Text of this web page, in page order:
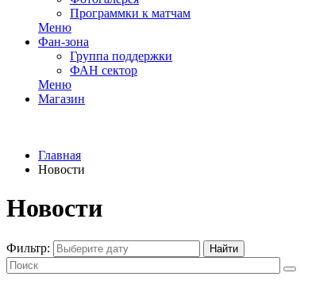
Программки к матчам
Меню
Фан-зона
Группа поддержки
ФАН сектор
Меню
Магазин
Главная
Новости
Новости
Фильтр: